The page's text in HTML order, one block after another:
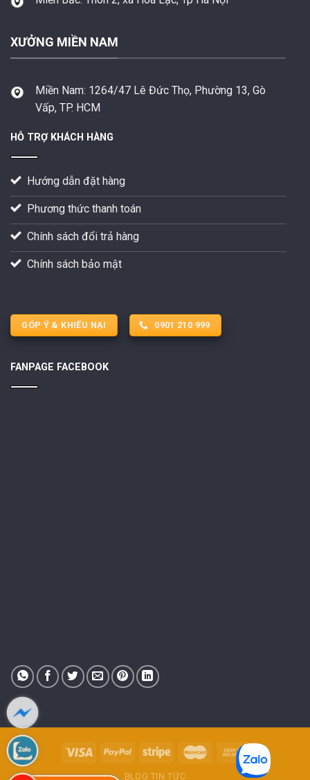
XƯỞNG MIỀN NAM
Miền Nam: 1264/47 Lê Đức Thọ, Phường 13, Gò
Vấp, TP. HCM
HỖ TRỢ KHÁCH HÀNG
Hướng dẫn đặt hàng
Phương thức thanh toán
Chính sách đổi trả hàng
Chính sách bảo mật
GÓP Ý & KHIẾU NẠI 0901 210 999
FANPAGE FACEBOOK
BLOG TIN TỨC